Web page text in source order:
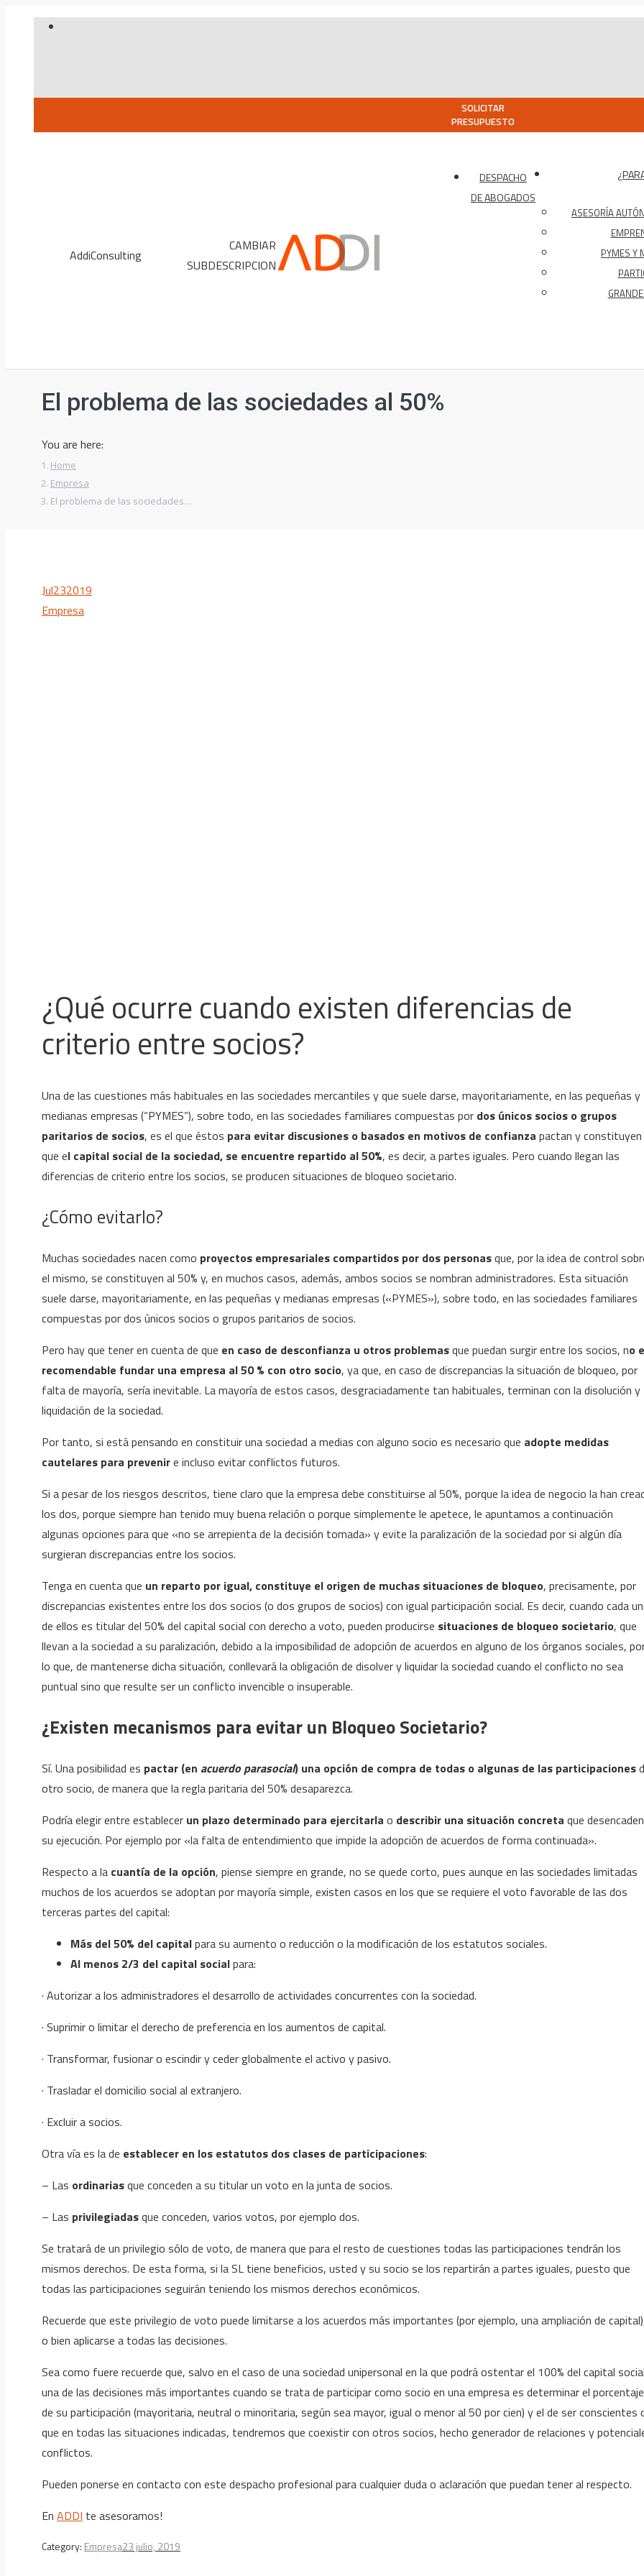
SOLICITAR
PRESUPUESTO
AddiConsulting
CAMBIAR
SUBDESCRIPCION
DESPACHO
DE ABOGADOS
ASESORÍA
PYMES Y
El problema de las sociedades al 50%
You are here:
Home
Empresa
El problema de las sociedades…
Jul232019
Empresa
¿Qué ocurre cuando existen diferencias de
criterio entre socios?
Una de las cuestiones más habituales en las sociedades mercantiles y que suele darse, mayoritariamente, en las pequeñas y
medianas empresas (“PYMES”), sobre todo, en las sociedades familiares compuestas por dos únicos socios o grupos
paritarios de socios, es el que éstos para evitar discusiones o basados en motivos de confianza pactan y constituyen
que el capital social de la sociedad, se encuentre repartido al 50%, es decir, a partes iguales. Pero cuando llegan las
diferencias de criterio entre los socios, se producen situaciones de bloqueo societario.
¿Cómo evitarlo?
Muchas sociedades nacen como proyectos empresariales compartidos por dos personasque, por la idea de control
el mismo, se constituyen al 50% y, en muchos casos, además, ambos socios se nombran administradores. Esta situación
suele darse, mayoritariamente, en las pequeñas y medianas empresas («PYMES»), sobre todo, en las sociedades familiares
compuestas por dos únicos socios o grupos paritarios de socios.
Pero hay que tener en cuenta de que en caso de desconfianza u otros problemasque puedan surgir entre los socios, no
recomendable fundar una empresa al 50 % con otro socio, ya que, en caso de discrepancias la situación de bloqueo, por
falta de mayoría, sería inevitable. La mayoría de estos casos, desgraciadamente tan habituales, terminan con la disolución y
liquidación de la sociedad.
Por tanto, si está pensando en constituir una sociedad a medias con alguno socio es necesario que adopte medidas
cautelares para prevenire incluso evitar conflictos futuros.
Si a pesar de los riesgos descritos, tiene claro que la empresa debe constituirse al 50%, porque la idea de negocio la han
los dos, porque siempre han tenido muy buena relación o porque simplemente le apetece, le apuntamos a continuación
algunas opciones para que «no se arrepienta de la decisión tomada» y evite la paralización de la sociedad por si algún día
surgieran discrepancias entre los socios.
Tenga en cuenta que un reparto por igual, constituye el origen de muchas situaciones de bloqueo, precisamente, por
discrepancias existentes entre los dos socios (o dos grupos de socios) con igual participación social. Es decir, cuando cada
de ellos es titular del 50% del capital social con derecho a voto, pueden producirse situaciones de bloqueo societario, que
llevan a la sociedad a su paralización, debido a la imposibilidad de adopción de acuerdos en alguno de los órganos sociales,
lo que, de mantenerse dicha situación, conllevará la obligación de disolver y liquidar la sociedad cuando el conflicto no sea
puntual sino que resulte ser un conflicto invencible o insuperable.
¿Existen mecanismos para evitar un Bloqueo Societario?
Sí. Una posibilidad es pactar (en acuerdo parasocial) una opción de compra de todas o algunas de las participaciones
otro socio, de manera que la regla paritaria del 50% desaparezca.
Podría elegir entre establecer un plazo determinado para ejercitarla o describir una situación concreta que
su ejecución. Por ejemplo por «la falta de entendimiento que impide la adopción de acuerdos de forma continuada».
Respecto a la cuantía de la opción, piense siempre en grande, no se quede corto, pues aunque en las sociedades limitadas
muchos de los acuerdos se adoptan por mayoría simple, existen casos en los que se requiere el voto favorable de las dos
terceras partes del capital:
Más del 50% del capitalpara su aumento o reducción o la modificación de los estatutos sociales.
Al menos 2/3 del capital socialpara:
· Autorizar a los administradores el desarrollo de actividades concurrentes con la sociedad.
· Suprimir o limitar el derecho de preferencia en los aumentos de capital.
· Transformar, fusionar o escindir y ceder globalmente el activo y pasivo.
· Trasladar el domicilio social al extranjero.
· Excluir a socios.
Otra vía es la de establecer en los estatutos dos clases de participaciones:
– Las ordinariasque conceden a su titular un voto en la junta de socios.
– Las privilegiadasque conceden, varios votos, por ejemplo dos.
Se tratará de un privilegio sólo de voto, de manera que para el resto de cuestiones todas las participaciones tendrán los
mismos derechos. De esta forma, si la SL tiene beneficios, usted y su socio se los repartirán a partes iguales, puesto que
todas las participaciones seguirán teniendo los mismos derechos económicos.
Recuerde que este privilegio de voto puede limitarse a los acuerdos más importantes (por ejemplo, una ampliación de
o bien aplicarse a todas las decisiones.
Sea como fuere recuerde que, salvo en el caso de una sociedad unipersonal en la que podrá ostentar el 100% del capital
una de las decisiones más importantes cuando se trata de participar como socio en una empresa es determinar el porcentaje
de su participación (mayoritaria, neutral o minoritaria, según sea mayor, igual o menor al 50 por cien) y el de ser conscientes
que en todas las situaciones indicadas, tendremos que coexistir con otros socios, hecho generador de relaciones y
conflictos.
Pueden ponerse en contacto con este despacho profesional para cualquier duda o aclaración que puedan tener al respecto.
En ADDI te asesoramos!
Category: Empresa23 julio, 2019